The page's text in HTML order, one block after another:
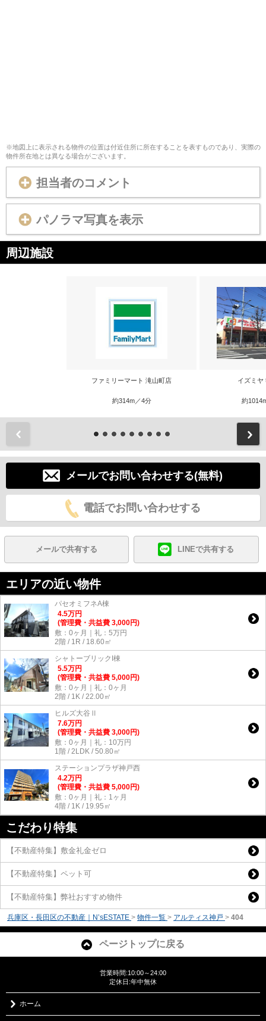
※地図上に表示される物件の位置は付近住所に所在することを表すものであり、実際の
物件所在地とは異なる場合がございます。
担当者のコメント
パノラマ写真を表示
周辺施設
ファミリーマート 滝山町店
約314m／4分
イズミヤ
約
メールでお問い合わせする(無料)
電話でお問い合わせする
メールで共有する LINEで共有する
エリアの近い物件
パセオミフネA棟
4.5万円
(管理費・共益費 3,000円)
敷：0ヶ月｜礼：5万円
2階 / 1R / 18.60㎡
シャトーブリックI棟
5.5万円
(管理費・共益費 5,000円)
敷：0ヶ月｜礼：0ヶ月
2階 / 1K / 22.00㎡
ヒルズ大谷Ⅱ
7.6万円
(管理費・共益費 3,000円)
敷：0ヶ月｜礼：10万円
1階 / 2LDK / 50.80㎡
ステーションプラザ神戸西
4.2万円
(管理費・共益費 5,000円)
敷：0ヶ月｜礼：1ヶ月
4階 / 1K / 19.95㎡
こだわり特集
【不動産特集】敷金礼金ゼロ
【不動産特集】ペット可
【不動産特集】弊社おすすめ物件
兵庫区・長田区の不動産｜N’sESTATE > 物件一覧 > アルティス神戸 > 404
ページトップに戻る
営業時間:10:00～24:00
定休日:年中無休
ホーム